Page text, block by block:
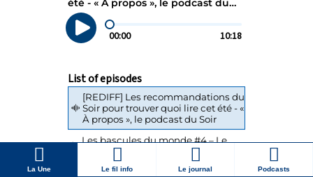
La Une Le fil info Le journal Podcasts